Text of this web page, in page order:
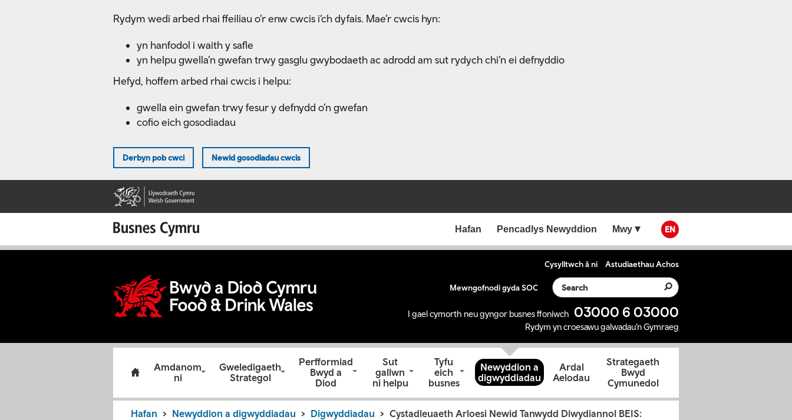
Rydym wedi arbed rhai ffeiliau o’r enw cwcis i’ch dyfais. Mae’r cwcis hyn:
yn hanfodol i waith y safle
yn helpu gwella’n gwefan trwy gasglu gwybodaeth ac adrodd am sut rydych chi’n ei defnyddio
Hefyd, hoffem arbed rhai cwcis i helpu:
gwella ein gwefan trwy fesur y defnydd o’n gwefan
cofio eich gosodiadau
Derbyn pob cwci Newid gosodiadau cwcis
EN
Hafan Pencadlys Newyddion Mwy
Cysylltwch â ni Astudiaethau Achos
Mewngofnodi gyda SOC
I gael cymorth neu gyngor busnes ffoniwch 03000 6 03000
Rydym yn croesawu galwadau’n Gymraeg
Amdanom
ni
Gweledigaeth
Strategol
Perfformiad
Bwyd a
Diod
Sut
gallwn
ni helpu
Tyfu
eich
busnes
Newyddion a
digwyddiadau
Ardal
Aelodau
Strategaeth
Bwyd
Cymunedol
Hafan Newyddion a digwyddiadau Digwyddiadau
Cystadleuaeth Arloesi Newid Tanwydd Diwydiannol BEIS: